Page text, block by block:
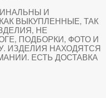
И
ВЫКУПЛЕННЫЕ, ТАК
НЕ
ПОДБОРКИ, ФОТО И
ИЗДЕЛИЯ НАХОДЯТСЯ
ЕСТЬ ДОСТАВКА